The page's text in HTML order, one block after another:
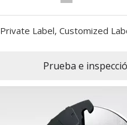
Private Label, Customized
Prueba e